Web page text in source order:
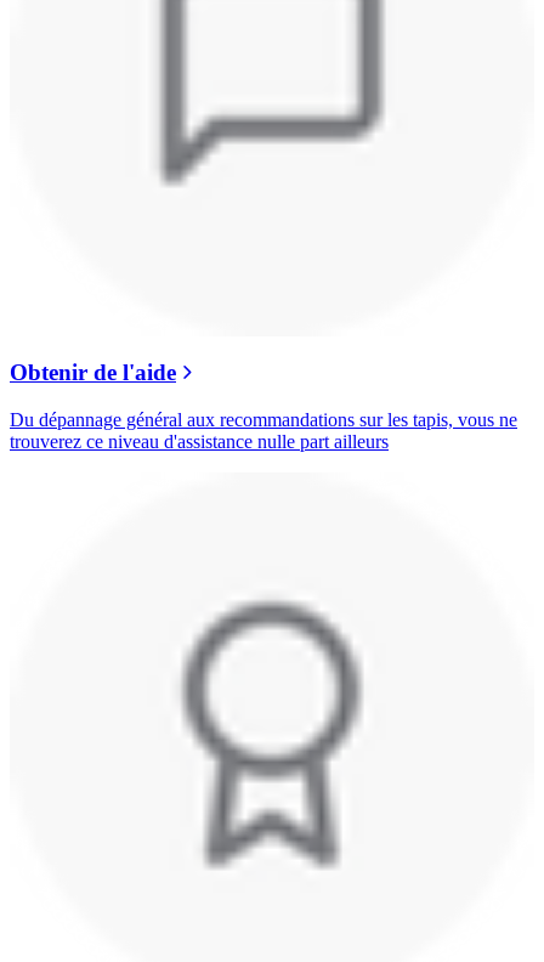
Obtenir de l'aide
Du dépannage général aux recommandations sur les tapis, vous ne
trouverez ce niveau d'assistance nulle part ailleurs